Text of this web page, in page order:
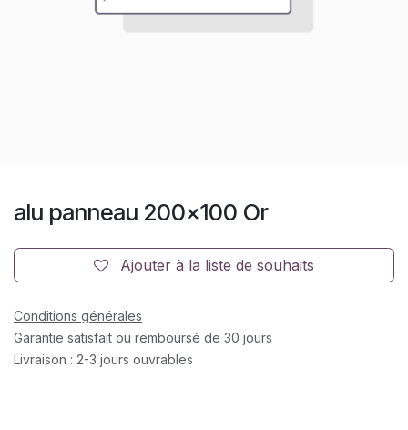
alu panneau 200x100 Or
Ajouter à la liste de souhaits
Conditions générales
Garantie satisfait ou remboursé de 30 jours
Livraison : 2-3 jours ouvrables